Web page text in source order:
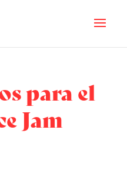
para el
Jam